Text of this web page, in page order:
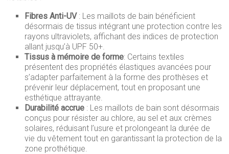
Fibres Anti-UV: Les maillots de bain bénéficient
désormais de tissus intégrant une protection contre les
rayons ultraviolets, affichant des indices de protection
allant jusqu’à UPF 50+.
Tissus à mémoire de forme: Certains textiles
présentent des propriétés élastiques avancées pour
s’adapter parfaitement à la forme des prothèses et
prévenir leur déplacement, tout en proposant une
esthétique attrayante.
Durabilité accrue : Les maillots de bain sont désormais
conçus pour résister au chlore, au sel et aux crèmes
solaires, réduisant l’usure et prolongeant la durée de
vie du vêtement tout en garantissant la protection de la
zone prothétique.